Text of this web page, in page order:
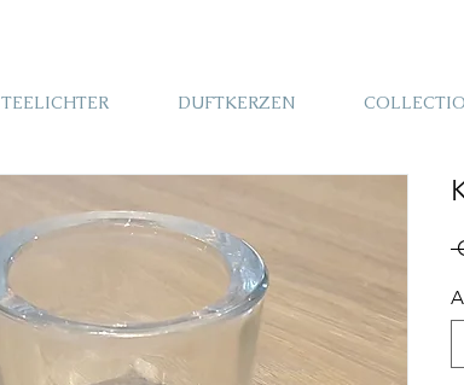
TEELICHTER DUFTKERZEN